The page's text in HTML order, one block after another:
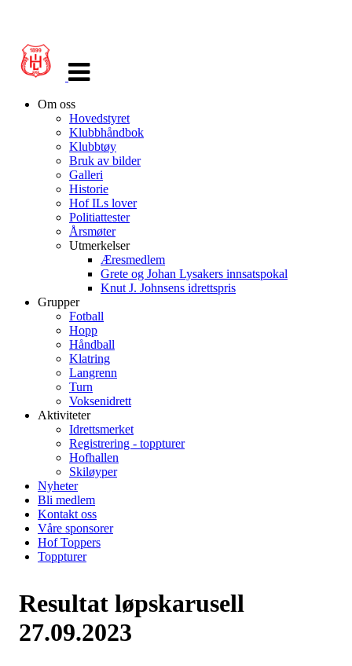
navigasjon
Om oss
Hovedstyret
Klubbhåndbok
Klubbtøy
Bruk av bilder
Galleri
Historie
Hof ILs lover
Politiattester
Årsmøter
Utmerkelser
Æresmedlem
Grete og Johan Lysakers innsatspokal
Knut J. Johnsens idrettspris
Grupper
Fotball
Hopp
Håndball
Klatring
Langrenn
Turn
Voksenidrett
Aktiviteter
Idrettsmerket
Registrering - toppturer
Hofhallen
Skiløyper
Nyheter
Bli medlem
Kontakt oss
Våre sponsorer
Hof Toppers
Toppturer
Resultat løpskarusell
27.09.2023